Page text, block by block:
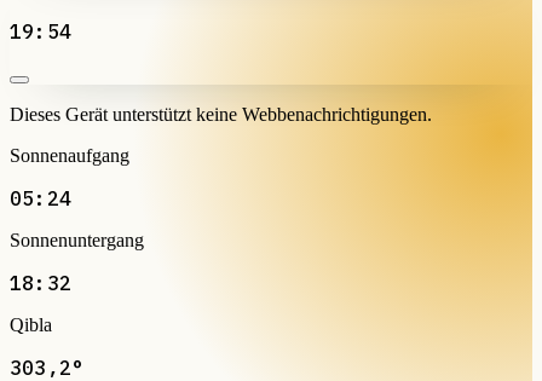
19:54
Dieses Gerät unterstützt keine Webbenachrichtigungen.
Sonnenaufgang
05:24
Sonnenuntergang
18:32
Qibla
303,2°